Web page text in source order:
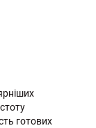
готових